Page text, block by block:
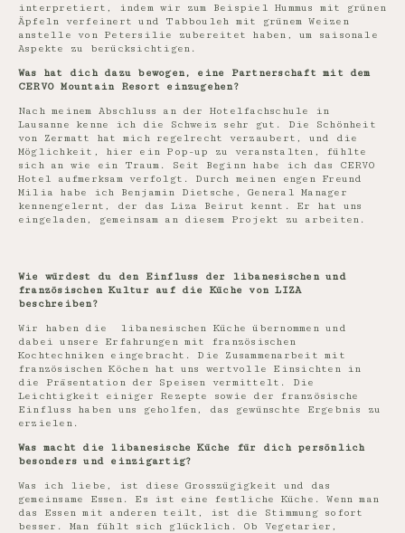
interpretiert, indem wir zum Beispiel Hummus mit grünen
Äpfeln verfeinert und Tabbouleh mit grünem Weizen
anstelle von Petersilie zubereitet haben, um saisonale
Aspekte zu berücksichtigen.
Was hat dich dazu bewogen, eine Partnerschaft mit dem
CERVO Mountain Resort einzugehen?
Nach meinem Abschluss an der Hotelfachschule in
Lausanne kenne ich die Schweiz sehr gut. Die Schönheit
von Zermatt hat mich regelrecht verzaubert, und die
Möglichkeit, hier ein Pop-up zu veranstalten, fühlte
sich an wie ein Traum. Seit Beginn habe ich das CERVO
Hotel aufmerksam verfolgt. Durch meinen engen Freund
Milia habe ich Benjamin Dietsche, General Manager
kennengelernt, der das Liza Beirut kennt. Er hat uns
eingeladen, gemeinsam an diesem Projekt zu arbeiten.
Wie würdest du den Einfluss der libanesischen und
französischen Kultur auf die Küche von LIZA
beschreiben?
Wir haben die libanesischen Küche übernommen und
dabei unsere Erfahrungen mit französischen
Kochtechniken eingebracht. Die Zusammenarbeit mit
französischen Köchen hat uns wertvolle Einsichten in
die Präsentation der Speisen vermittelt. Die
Leichtigkeit einiger Rezepte sowie der französische
Einfluss haben uns geholfen, das gewünschte Ergebnis zu
erzielen.
Was macht die libanesische Küche für dich persönlich
besonders und einzigartig?
Was ich liebe, ist diese Grosszügigkeit und das
gemeinsame Essen. Es ist eine festliche Küche. Wenn man
das Essen mit anderen teilt, ist die Stimmung sofort
besser. Man fühlt sich glücklich. Ob Vegetarier,